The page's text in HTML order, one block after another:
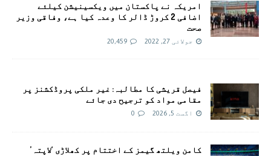
امريکہ نے پاکستان میں ویکسینیشن کیلئے
اضافی 2 کروڑ ڈالر کا وعدہ کیا ہے، وفاقی وزیر
صحت
جولائی 27, 2022 20,459
فیصل قریشی کا مطالبہ: غیر ملکی پروڈکشنز پر
مقامی مواد کو ترجیح دی جائے
اگست 5, 2026 0
کامن ویلتھ گیمز کے اختتام پر کھلاڑی ‘لاپتہ’